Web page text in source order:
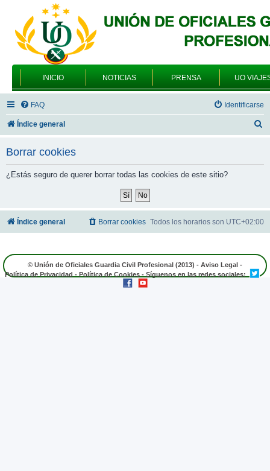
INICIO NOTICIAS PRENSA UO
FAQ Identificarse
Índice general
Borrar cookies
¿Estás seguro de querer borrar todas las cookies de este sitio?
Índice general Todos los horarios son UTC+02:00
Borrar cookies
© Unión de Oficiales Guardia Civil Profesional (2013) - Aviso Legal -
Política de Privacidad - Política de Cookies - Síguenos en las redes sociales: